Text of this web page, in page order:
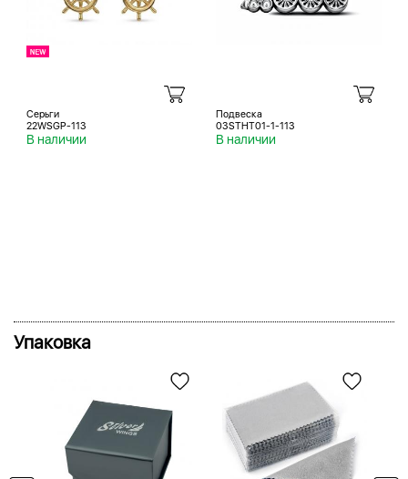
Серьги
22WSGP-113
В наличии
Подвеска
03STHT01-1-113
В наличии
Упаковка